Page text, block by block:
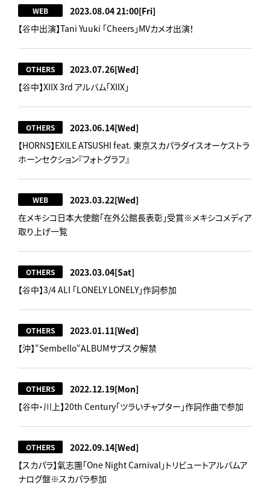
WEB 2023.08.04 21:00[Fri]
【谷中出演】Tani Yuuki 「Cheers」MVカメオ出演！
OTHERS 2023.07.26[Wed]
【谷中】XIIX 3rd アルバム「XIIX」
OTHERS 2023.06.14[Wed]
【HORNS】EXILE ATSUSHI feat. 東京スカパラダイスオーケストラ
ホーンセクション『フォトグラフ』
WEB 2023.03.22[Wed]
在メキシコ日本大使館「在外公館長表彰」受賞※メキシコメディア
取り上げ一覧
OTHERS 2023.03.04[Sat]
【谷中】3/4 ALI 「LONELY LONELY」作詞参加
OTHERS 2023.01.11[Wed]
【沖】“Sembello“ALBUMサブスク解禁
OTHERS 2022.12.19[Mon]
【谷中・川上】20th Century「ツラいチャプター」作詞作曲で参加
OTHERS 2022.09.14[Wed]
【スカパラ】氣志團「One Night Carnival」トリビュートアルバムア
ナログ盤※スカパラ参加